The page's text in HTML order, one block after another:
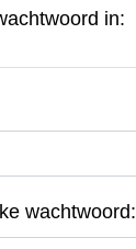
in:
wachtwoord: